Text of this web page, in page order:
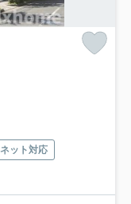
ット対応